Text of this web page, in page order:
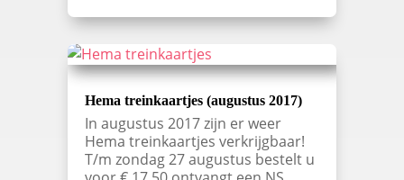
Hema treinkaartjes (augustus 2017)
In augustus 2017 zijn er weer
Hema treinkaartjes verkrijgbaar!
T/m zondag 27 augustus bestelt u